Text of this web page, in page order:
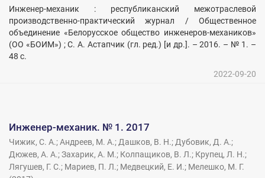
Инженер-механик : республиканский межотраслевой
производственно-практический журнал / Общественное
объединение «Белорусское общество инженеров-механиков»
(ОО «БОИМ») ; С. А. Астапчик (гл. ред.) [и др.]. – 2016. – № 1. –
48 с.
2022-09-20
Инженер-механик. № 1. 2017
Чижик, С. А.;Андреев, М. А.; Дашков, В. Н.; Дубовик, Д. А.;
Дюжев, А. А.;Захарик, А. М.; Колпащиков, В. Л.; Крупец, Л. Н.;
Лягушев, Г. С.; Мариев, П. Л.; Медвецкий, Е. И.; Мелешко, М. Г.